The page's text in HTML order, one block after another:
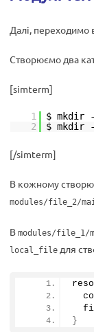
Далі, переходимо
Створюємо два
[simterm]
1
$ mkdir
2
$ mkdir
[/simterm]
В кожному
modules/file_2/
В modules/file_1/
local_file для
}